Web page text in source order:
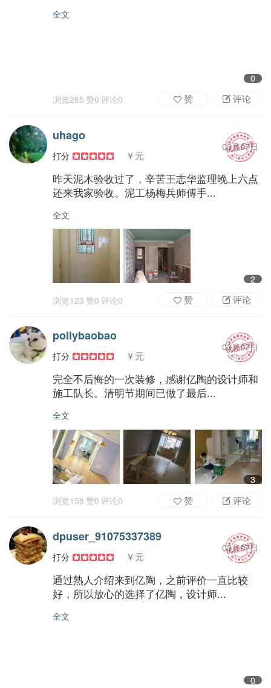
全文
0
浏览285 赞0 评论0 评论
赞
uhago
打分 ￥元
03月07日
昨天泥木验收过了，辛苦王志华监理晚上六点
还来我家验收。泥工杨梅兵师傅手...
全文
2
浏览123 赞0 评论0 评论
赞
pollybaobao
打分 ￥元
03月07日
完全不后悔的一次装修，感谢亿陶的设计师和
施工队长。清明节期间已做了最后...
全文
3
浏览158 赞0 评论0 评论
赞
dpuser_91075337389
打分 ￥元
03月07日
通过熟人介绍来到亿陶，之前评价一直比较
好，所以放心的选择了亿陶，设计师...
全文
0